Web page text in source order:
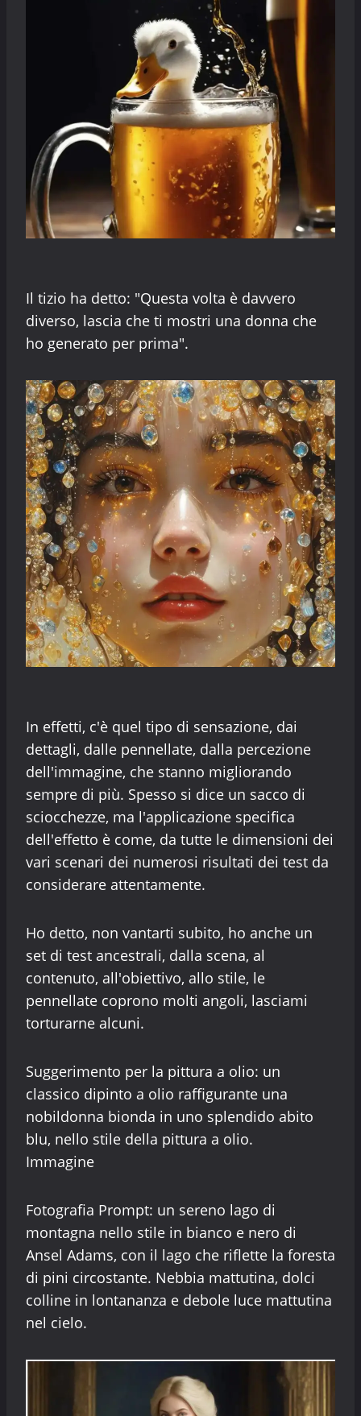
Il tizio ha detto: "Questa volta è davvero
diverso, lascia che ti mostri una donna che
ho generato per prima".
In effetti, c'è quel tipo di sensazione, dai
dettagli, dalle pennellate, dalla percezione
dell'immagine, che stanno migliorando
sempre di più. Spesso si dice un sacco di
sciocchezze, ma l'applicazione specifica
dell'effetto è come, da tutte le dimensioni dei
vari scenari dei numerosi risultati dei test da
considerare attentamente.
Ho detto, non vantarti subito, ho anche un
set di test ancestrali, dalla scena, al
contenuto, all'obiettivo, allo stile, le
pennellate coprono molti angoli, lasciami
torturarne alcuni.
Suggerimento per la pittura a olio: un
classico dipinto a olio raffigurante una
nobildonna bionda in uno splendido abito
blu, nello stile della pittura a olio.
Immagine
Fotografia Prompt: un sereno lago di
montagna nello stile in bianco e nero di
Ansel Adams, con il lago che riflette la foresta
di pini circostante. Nebbia mattutina, dolci
colline in lontananza e debole luce mattutina
nel cielo.